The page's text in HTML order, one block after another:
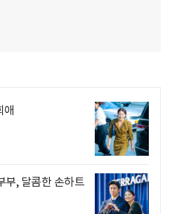
애
부, 달콤한 손하트